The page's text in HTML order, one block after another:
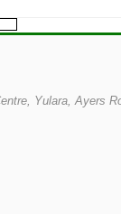
Yulara, Ayers